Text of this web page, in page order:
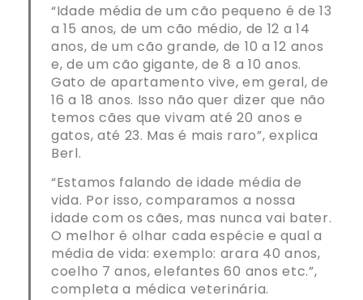
“Idade média de um cão pequeno é de 13
a 15 anos, de um cão médio, de 12 a 14
anos, de um cão grande, de 10 a 12 anos
e, de um cão gigante, de 8 a 10 anos.
Gato de apartamento vive, em geral, de
16 a 18 anos. Isso não quer dizer que não
temos cães que vivam até 20 anos e
gatos, até 23. Mas é mais raro”, explica
Berl.
“Estamos falando de idade média de
vida. Por isso, comparamos a nossa
idade com os cães, mas nunca vai bater.
O melhor é olhar cada espécie e qual a
média de vida: exemplo: arara 40 anos,
coelho 7 anos, elefantes 60 anos etc.”,
completa a médica veterinária.